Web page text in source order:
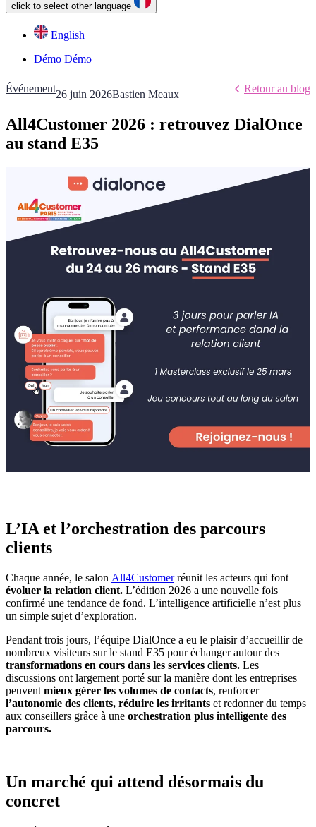
click to select other language
English
Démo Démo
Événement26 juin 2026Bastien Meaux Retour au blog
All4Customer 2026 : retrouvez DialOnce
au stand E35
L’IA et l’orchestration des parcours
clients
Chaque année, le salon All4Customerréunit les acteurs qui font
évoluer la relation client. L’édition 2026 a une nouvelle fois
confirmé une tendance de fond. L’intelligence artificielle n’est plus
un simple sujet d’exploration.
Pendant trois jours, l’équipe DialOnce a eu le plaisir d’accueillir de
nombreux visiteurs sur le stand E35 pour échanger autour des
transformations en cours dans les services clients. Les
discussions ont largement porté sur la manière dont les entreprises
peuvent mieux gérer les volumes de contacts, renforcer
l’autonomie des clients, réduire les irritants et redonner du temps
aux conseillers grâce à une orchestration plus intelligente des
parcours.
Un marché qui attend désormais du
concret